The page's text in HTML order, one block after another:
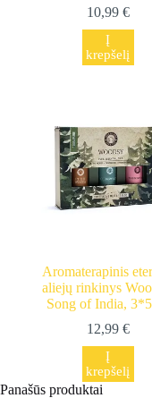
10,99 €
Į
krepšelį
Aromaterapinis
aliejų rinkinys
Song of India,
12,99 €
Į
krepšelį
Panašūs produktai